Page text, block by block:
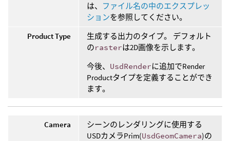
は、
ファイル名の中のエクスプレッ
ションを参照してください。
Product Type
生成する出力のタイプ。 デフォルト
のrasterは2D画像を示します。
今後、 UsdRenderに追加でRender
Productタイプを定義することができ
ます。
Camera
シーンのレンダリングに使用する
USDカメラPrim(UsdGeomCamera)の